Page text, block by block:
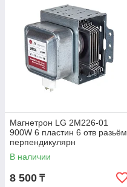
Магнетрон LG 2M226-01
900W 6 пластин 6 отв разьём
перпендикулярн
В наличии
8 500 ₸